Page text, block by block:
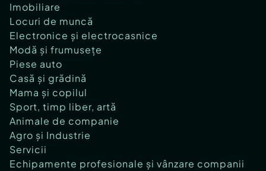
Imobiliare
Locuri de muncă
Electronice și electrocasnice
Modă și frumusețe
Piese auto
Casă și grădină
Mama și copilul
Sport, timp liber, artă
Animale de companie
Agro și Industrie
Servicii
Echipamente profesionale și vânzare companii